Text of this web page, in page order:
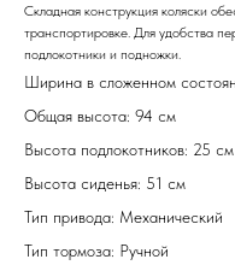
Складная конструкция коляски
транспортировке. Для удобства
подлокотники и подножки.
Ширина в сложенном
Общая высота: 94 см
Высота подлокотников: 25 см
Высота сиденья: 51 см
Тип привода: Механический
Тип тормоза: Ручной